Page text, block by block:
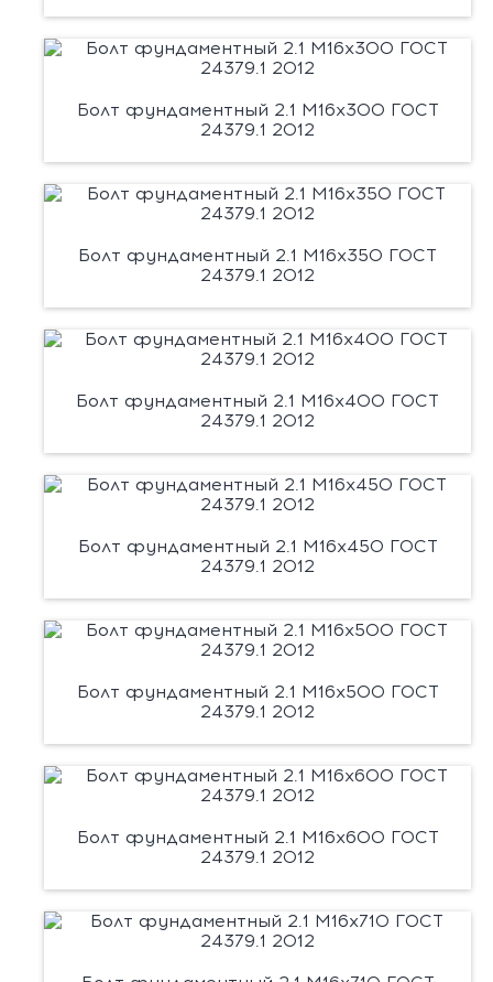
Болт фундаментный 2.1 М16х300 ГОСТ
24379.1 2012
Болт фундаментный 2.1 М16х350 ГОСТ
24379.1 2012
Болт фундаментный 2.1 М16х400 ГОСТ
24379.1 2012
Болт фундаментный 2.1 М16х450 ГОСТ
24379.1 2012
Болт фундаментный 2.1 М16х500 ГОСТ
24379.1 2012
Болт фундаментный 2.1 М16х600 ГОСТ
24379.1 2012